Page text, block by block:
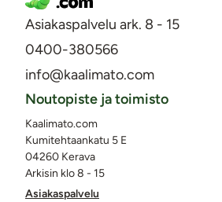
Asiakaspalvelu ark. 8 - 15
0400-380566
info@kaalimato.com
Asiakaspalvelu
Noutopiste ja toimisto
Kaalimato.com
Kumitehtaankatu 5 E
04260 Kerava
Arkisin klo 8 - 15